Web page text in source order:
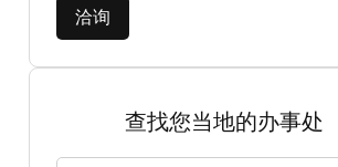
洽询
查找您当地的办事处